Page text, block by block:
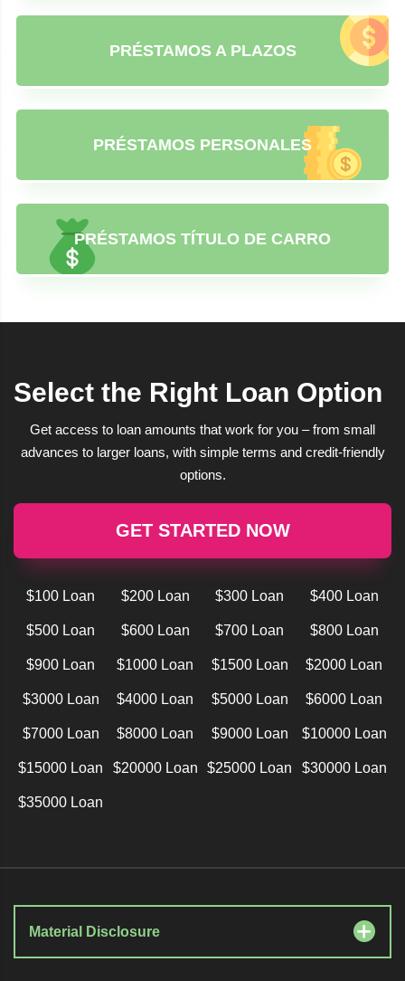
PRÉSTAMOS A PLAZOS
PRÉSTAMOS PERSONALES
PRÉSTAMOS TÍTULO DE CARRO
Select the Right Loan Option
Get access to loan amounts that work for you – from small
advances to larger loans, with simple terms and credit-friendly
options.
GET STARTED NOW
$100 Loan $200 Loan $300 Loan $400 Loan
$500 Loan $600 Loan $700 Loan $800 Loan
$900 Loan $1000 Loan $1500 Loan $2000 Loan
$3000 Loan $4000 Loan $5000 Loan $6000 Loan
$7000 Loan $8000 Loan $9000 Loan $10000 Loan
$15000 Loan $20000 Loan $25000 Loan $30000 Loan
$35000 Loan
Material Disclosure